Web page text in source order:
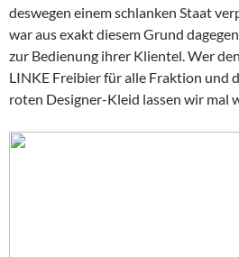
deswegen einem schlanken Staat
war aus exakt diesem Grund
zur Bedienung ihrer Klientel. Wer
LINKE Freibier für alle Fraktion und
roten Designer-Kleid lassen wir mal